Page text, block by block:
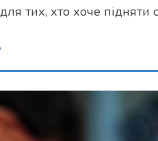
тих, хто хоче підняти